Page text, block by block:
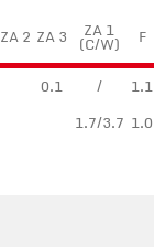
ZA 2 ZA 3 ZA 1
(C/W) F
0.1 /
1.1
1.7/3.7 1.0